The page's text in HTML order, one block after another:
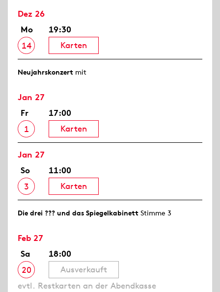
Dez 26
Mo
14
19:30
Karten
Neujahrs­konzert mit
Jan 27
Fr
1
17:00
Karten
Jan 27
So
3
11:00
Karten
Die drei ??? und das Spiegelkabinett Stimme 3
Feb 27
Sa
20
18:00
Ausverkauft
evtl. Restkarten an der Abendkasse